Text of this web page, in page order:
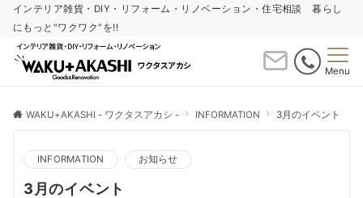
インテリア雑貨・DIY・リフォーム・リノベーション・住宅相談 暮らし
にもっと"ワクワク"を!!
Menu
WAKU+AKASHI - ワクタスアカシ - INFORMATION 3月のイベント
INFORMATION お知らせ
3月のイベント